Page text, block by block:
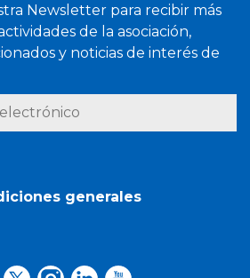
Newsletter para recibir más
de la asociación,
y noticias de interés de
generales